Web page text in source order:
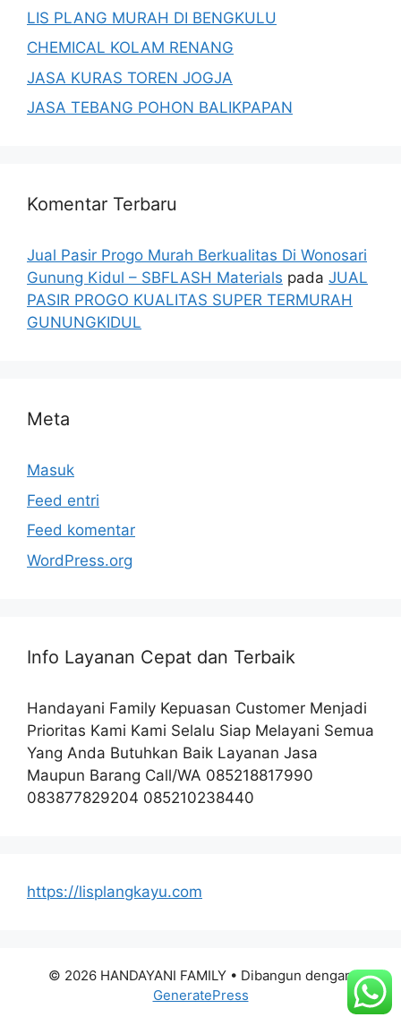
LIS PLANG MURAH DI BENGKULU
CHEMICAL KOLAM RENANG
JASA KURAS TOREN JOGJA
JASA TEBANG POHON BALIKPAPAN
Komentar Terbaru
Jual Pasir Progo Murah Berkualitas Di Wonosari
Gunung Kidul – SBFLASH Materials pada JUAL
PASIR PROGO KUALITAS SUPER TERMURAH
GUNUNGKIDUL
Meta
Masuk
Feed entri
Feed komentar
WordPress.org
Info Layanan Cepat dan Terbaik
Handayani Family Kepuasan Customer Menjadi
Prioritas Kami Kami Selalu Siap Melayani Semua
Yang Anda Butuhkan Baik Layanan Jasa
Maupun Barang Call/WA 085218817990
083877829204 085210238440
https://lisplangkayu.com
© 2026 HANDAYANI FAMILY • Dibangun dengan
GeneratePress